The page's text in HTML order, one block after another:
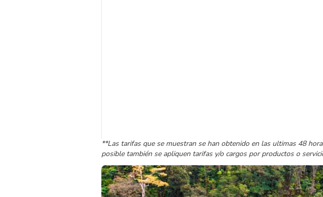
**Las tarifas que se muestran se han obtenido en las ultimas 48
posible también se apliquen tarifas y/o cargos por productos o